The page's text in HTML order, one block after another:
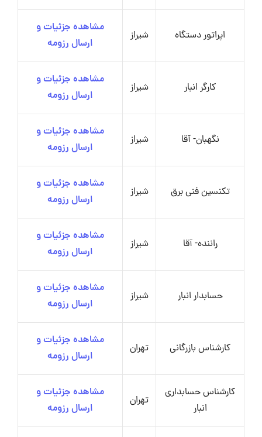
اپراتور دستگاه شیراز
مشاهده جزئیات و
ارسال رزومه
کارگر انبار شیراز
مشاهده جزئیات و
ارسال رزومه
نگهبان- آقا شیراز
مشاهده جزئیات و
ارسال رزومه
تکنسین فنی برق شیراز
مشاهده جزئیات و
ارسال رزومه
راننده- آقا شیراز
مشاهده جزئیات و
ارسال رزومه
حسابدار انبار شیراز
مشاهده جزئیات و
ارسال رزومه
کارشناس بازرگانی تهران
مشاهده جزئیات و
ارسال رزومه
کارشناس حسابداری
انبار
تهران
مشاهده جزئیات و
ارسال رزومه